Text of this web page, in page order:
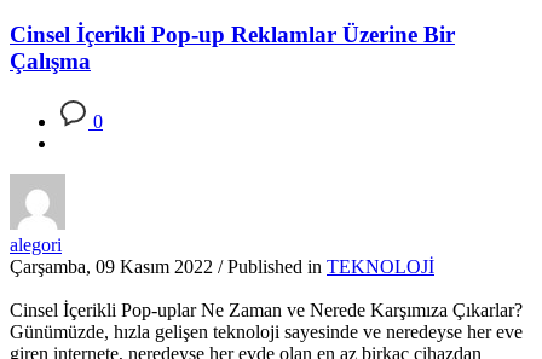
Cinsel İçerikli Pop-up Reklamlar Üzerine Bir
Çalışma
0
alegori
Çarşamba, 09 Kasım 2022 / Published in TEKNOLOJİ
Cinsel İçerikli Pop-uplar Ne Zaman ve Nerede Karşımıza Çıkarlar?
Günümüzde, hızla gelişen teknoloji sayesinde ve neredeyse her eve
giren internete, neredeyse her evde olan en az birkaç cihazdan